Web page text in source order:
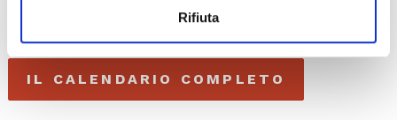
Rifiuta
Gli appuntamenti della settimana
IL CALENDARIO COMPLETO